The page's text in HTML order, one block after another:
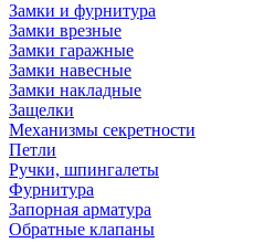
Замки и фурнитура
Замки врезные
Замки гаражные
Замки навесные
Замки накладные
Защелки
Механизмы секретности
Петли
Ручки, шпингалеты
Фурнитура
Запорная арматура
Обратные клапаны